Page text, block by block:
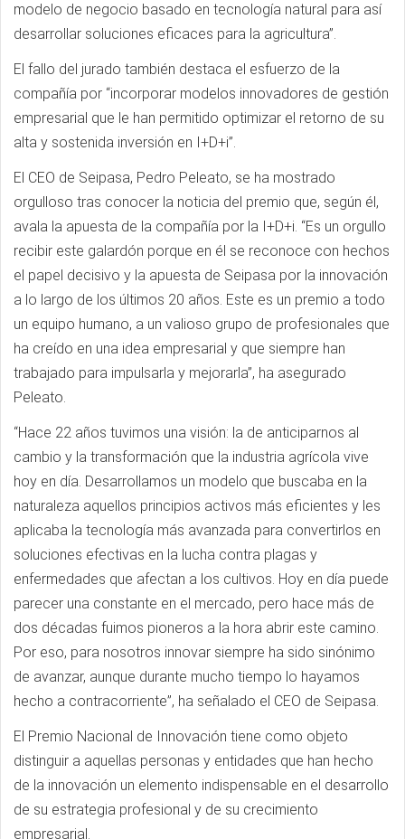
modelo de negocio basado en tecnología natural para así
desarrollar soluciones eficaces para la agricultura”.
El fallo del jurado también destaca el esfuerzo de la
compañía por “incorporar modelos innovadores de gestión
empresarial que le han permitido optimizar el retorno de su
alta y sostenida inversión en I+D+i”.
El CEO de Seipasa, Pedro Peleato, se ha mostrado
orgulloso tras conocer la noticia del premio que, según él,
avala la apuesta de la compañía por la I+D+i. “Es un orgullo
recibir este galardón porque en él se reconoce con hechos
el papel decisivo y la apuesta de Seipasa por la innovación
a lo largo de los últimos 20 años. Este es un premio a todo
un equipo humano, a un valioso grupo de profesionales que
ha creído en una idea empresarial y que siempre han
trabajado para impulsarla y mejorarla”, ha asegurado
Peleato.
“Hace 22 años tuvimos una visión: la de anticiparnos al
cambio y la transformación que la industria agrícola vive
hoy en día. Desarrollamos un modelo que buscaba en la
naturaleza aquellos principios activos más eficientes y les
aplicaba la tecnología más avanzada para convertirlos en
soluciones efectivas en la lucha contra plagas y
enfermedades que afectan a los cultivos. Hoy en día puede
parecer una constante en el mercado, pero hace más de
dos décadas fuimos pioneros a la hora abrir este camino.
Por eso, para nosotros innovar siempre ha sido sinónimo
de avanzar, aunque durante mucho tiempo lo hayamos
hecho a contracorriente”, ha señalado el CEO de Seipasa.
El Premio Nacional de Innovación tiene como objeto
distinguir a aquellas personas y entidades que han hecho
de la innovación un elemento indispensable en el desarrollo
de su estrategia profesional y de su crecimiento
empresarial.